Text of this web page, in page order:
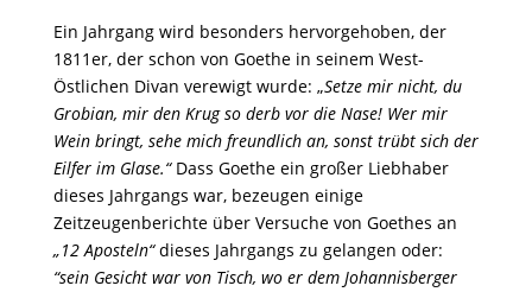
Ein Jahrgang wird besonders hervorgehoben, der
1811er, der schon von Goethe in seinem West-
Östlichen Divan verewigt wurde: „Setze mir nicht, du
Grobian, mir den Krug so derb vor die Nase! Wer mir
Wein bringt, sehe mich freundlich an, sonst trübt sich der
Eilfer im Glase.“ Dass Goethe ein großer Liebhaber
dieses Jahrgangs war, bezeugen einige
Zeitzeugenberichte über Versuche von Goethes an
„12 Aposteln“dieses Jahrgangs zu gelangen oder:
“sein Gesicht war von Tisch, wo er dem Johannisberger